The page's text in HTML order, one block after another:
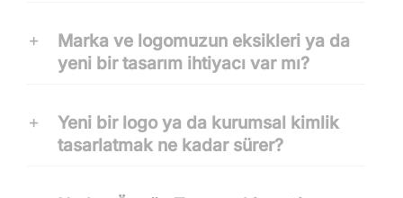
Marka ve logomuzun eksikleri ya da
yeni bir tasarım ihtiyacı var mı?
Yeni bir logo ya da kurumsal kimlik
tasarlatmak ne kadar sürer?